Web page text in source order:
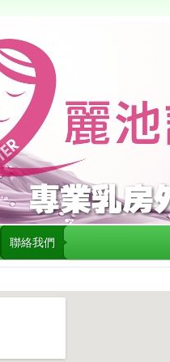
聯絡我們